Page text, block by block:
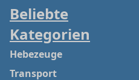
Beliebte
Kategorien
Hebezeuge
Transport